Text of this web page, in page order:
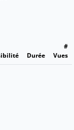
Durée
#
Vues